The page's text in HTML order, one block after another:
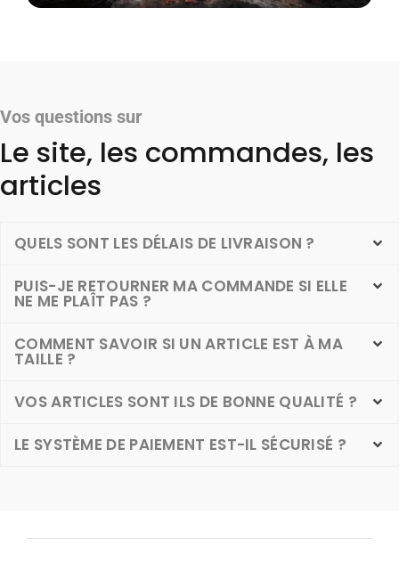
Vos questions sur
Le site, les commandes, les
articles
QUELS SONT LES DÉLAIS DE LIVRAISON ?
PUIS-JE RETOURNER MA COMMANDE SI ELLE
NE ME PLAÎT PAS ?
COMMENT SAVOIR SI UN ARTICLE EST À MA
TAILLE ?
VOS ARTICLES SONT ILS DE BONNE QUALITÉ ?
LE SYSTÈME DE PAIEMENT EST-IL SÉCURISÉ ?